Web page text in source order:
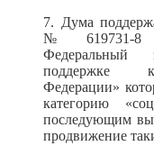
7. Дума
№ 619731-8
Федеральный
поддержке
Федерации»
категорию
последующим
продвижение